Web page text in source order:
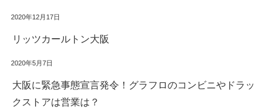
2020年12月17日
リッツカールトン大阪
2020年5月7日
大阪に緊急事態宣言発令！グラフロのコンビニやドラッ
クストアは営業は？